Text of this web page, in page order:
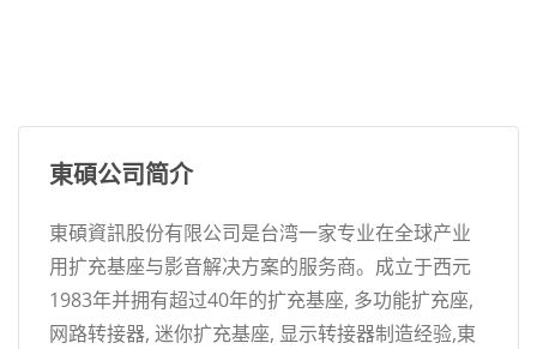
東碩公司简介
東碩資訊股份有限公司是台湾一家专业在全球产业
用扩充基座与影音解决方案的服务商。成立于西元
1983年并拥有超过40年的扩充基座, 多功能扩充座,
网路转接器, 迷你扩充基座, 显示转接器制造经验,東